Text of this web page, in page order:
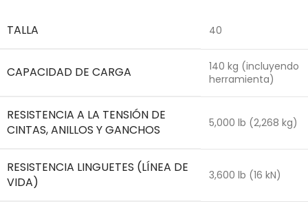
TALLA 40
CAPACIDAD DE CARGA
140 kg (incluyendo
herramienta)
RESISTENCIA A LA TENSIÓN DE
CINTAS, ANILLOS Y GANCHOS
5,000 lb (2,268 kg)
RESISTENCIA LINGUETES (LÍNEA DE
VIDA)
3,600 lb (16 kN)